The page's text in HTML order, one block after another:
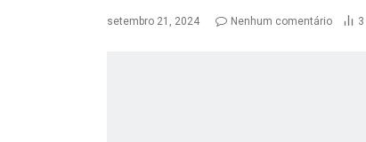
setembro 21, 2024 Nenhum comentário 3